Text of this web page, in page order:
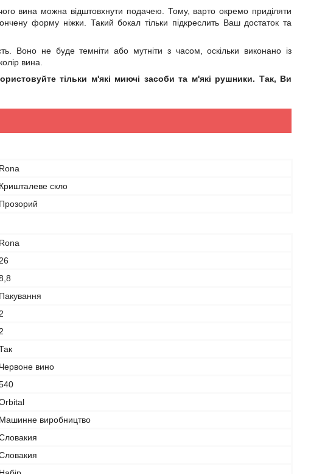
вина можна відштовхнути подачею. Тому, варто окремо приділяти
форму ніжки. Такий бокал тільки підкреслить Ваш достаток та
Воно не буде темніти або мутніти з часом, оскільки виконано із
вина.
тільки м'які миючі засоби та м'які рушники. Так, Ви
Rona
Кришталеве скло
Прозорий
Rona
26
Пакування
2
2
Червоне вино
Машинне виробництво